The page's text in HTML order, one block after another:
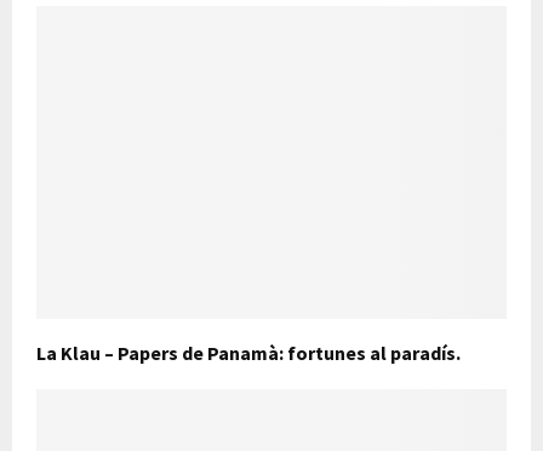
La Klau – Papers de Panamà: fortunes al paradís.